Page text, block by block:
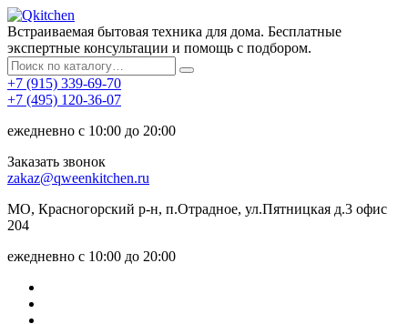
Встраиваемая бытовая техника для дома. Бесплатные
экспертные консультации и помощь с подбором.
+7 (915) 339-69-70
+7 (495) 120-36-07
ежедневно с 10:00 до 20:00
Заказать звонок
zakaz@qweenkitchen.ru
МО, Красногорский р-н, п.Отрадное, ул.Пятницкая д.3 офис
204
ежедневно с 10:00 до 20:00